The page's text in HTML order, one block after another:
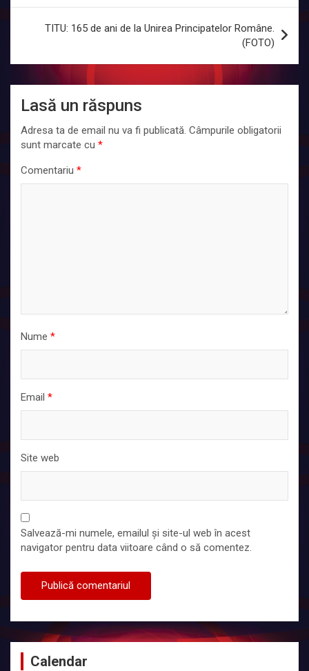
articoleTITU: 165 de ani de la Unirea Principatelor Române.
(FOTO)
Lasă un răspuns
Adresa ta de email nu va fi publicată. Câmpurile obligatorii
sunt marcate cu *
Comentariu *
Nume *
Email *
Site web
Salvează-mi numele, emailul și site-ul web în acest
navigator pentru data viitoare când o să comentez.
Calendar